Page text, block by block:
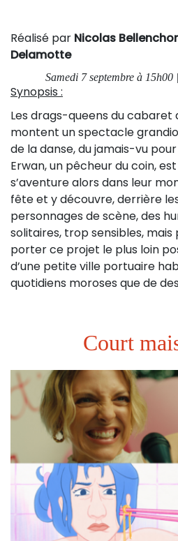
Réalisé par Nicolas
Delamotte
Samedi 7 septembre à
Synopsis :
Les drags-queens du cabaret
montent un spectacle
de la danse, du jamais-vu
Erwan, un pêcheur du coin,
s’aventure alors dans leur
fête et y découvre, derrière
personnages de scène, des
solitaires, trop sensibles,
porter ce projet le plus loin
d’une petite ville portuaire
quotidiens moroses que de
Court